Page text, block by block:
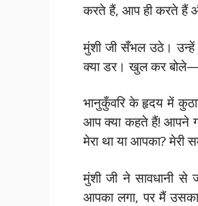
करते हैं, आप ही करते हैं
मुंशी जी सँभल उठे। उन्हें
क्या डर। खुल कर
भानुकुँवरि के हृदय में
आप क्या कहते हैं! आपने
मेरा था या आपका?
मुंशी जी ने सावधानी से
आपका लगा, पर मैं